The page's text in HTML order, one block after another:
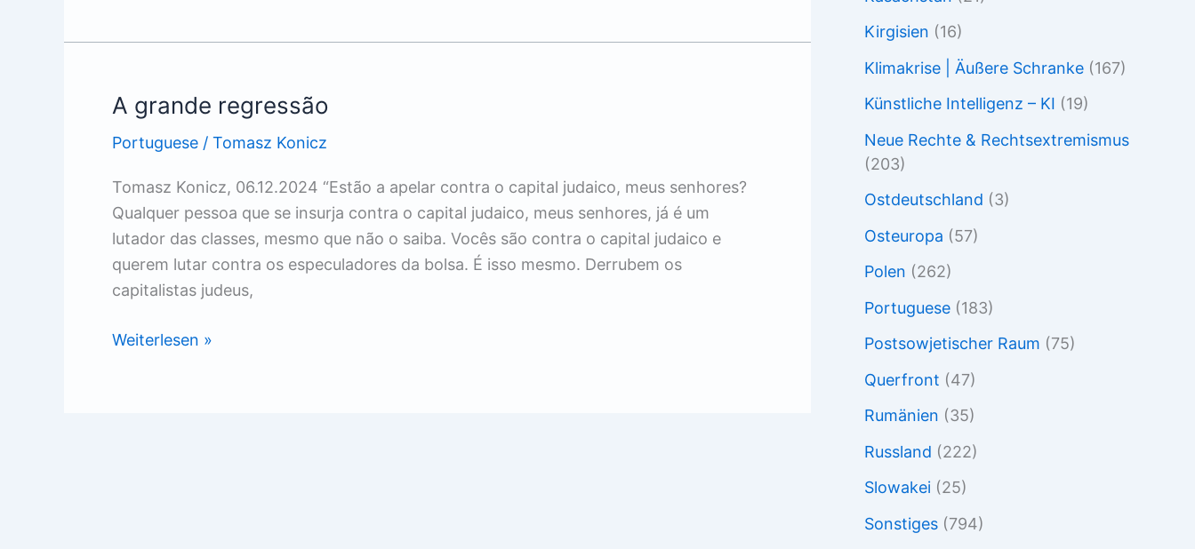
Times
Change
A grande regressão
Portuguese / Tomasz Konicz
Tomasz Konicz, 06.12.2024 “Estão a apelar contra o capital judaico, meus senhores?
Qualquer pessoa que se insurja contra o capital judaico, meus senhores, já é um
lutador das classes, mesmo que não o saiba. Vocês são contra o capital judaico e
querem lutar contra os especuladores da bolsa. É isso mesmo. Derrubem os
capitalistas judeus,
A
Weiterlesen »
Kirgisien (16)
Klimakrise | Äußere Schranke (167)
Künstliche Intelligenz – KI (19)
Neue Rechte & Rechtsextremismus
(203)
Ostdeutschland (3)
Osteuropa (57)
Polen (262)
Portuguese (183)
Postsowjetischer Raum (75)
Querfront (47)
Rumänien (35)
Russland (222)
Slowakei (25)
Sonstiges (794)